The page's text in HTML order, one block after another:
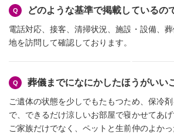
どのような基準で掲載しているの
電話対応、接客、清掃状況、施設・設備、
地を訪問して確認しております。
葬儀までになにかしたほうがいい
ご遺体の状態を少しでもたもつため、保冷
で、できるだけ涼しいお部屋で寝かせてあげ
ご家族だけでなく、ペットと生前仲のよか